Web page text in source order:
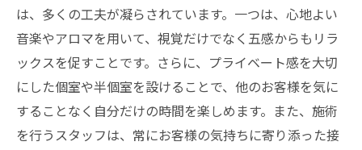
は、多くの工夫が凝らされています。一つは、心地よい
音楽やアロマを用いて、視覚だけでなく五感からもリラ
ックスを促すことです。さらに、プライベート感を大切
にした個室や半個室を設けることで、他のお客様を気に
することなく自分だけの時間を楽しめます。また、施術
を行うスタッフは、常にお客様の気持ちに寄り添った接